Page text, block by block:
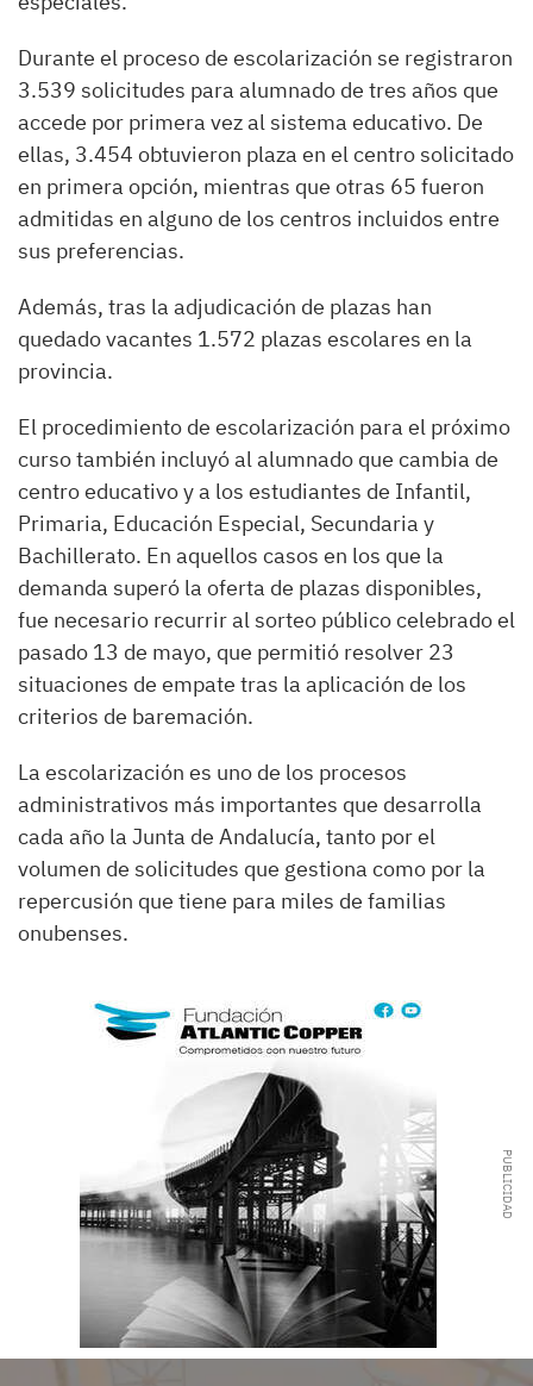
Durante el proceso de escolarización se registraron
3.539 solicitudes para alumnado de tres años que
accede por primera vez al sistema educativo. De
ellas, 3.454 obtuvieron plaza en el centro solicitado
en primera opción, mientras que otras 65 fueron
admitidas en alguno de los centros incluidos entre
sus preferencias.
Además, tras la adjudicación de plazas han
quedado vacantes 1.572 plazas escolares en la
provincia.
El procedimiento de escolarización para el próximo
curso también incluyó al alumnado que cambia de
centro educativo y a los estudiantes de Infantil,
Primaria, Educación Especial, Secundaria y
Bachillerato. En aquellos casos en los que la
demanda superó la oferta de plazas disponibles,
fue necesario recurrir al sorteo público celebrado el
pasado 13 de mayo, que permitió resolver 23
situaciones de empate tras la aplicación de los
criterios de baremación.
La escolarización es uno de los procesos
administrativos más importantes que desarrolla
cada año la Junta de Andalucía, tanto por el
volumen de solicitudes que gestiona como por la
repercusión que tiene para miles de familias
onubenses.